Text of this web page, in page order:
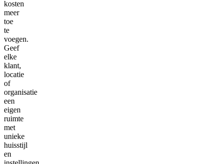
kosten
meer
toe
te
voegen.
Geef
elke
klant,
locatie
of
organisatie
een
eigen
ruimte
met
unieke
huisstijl
en